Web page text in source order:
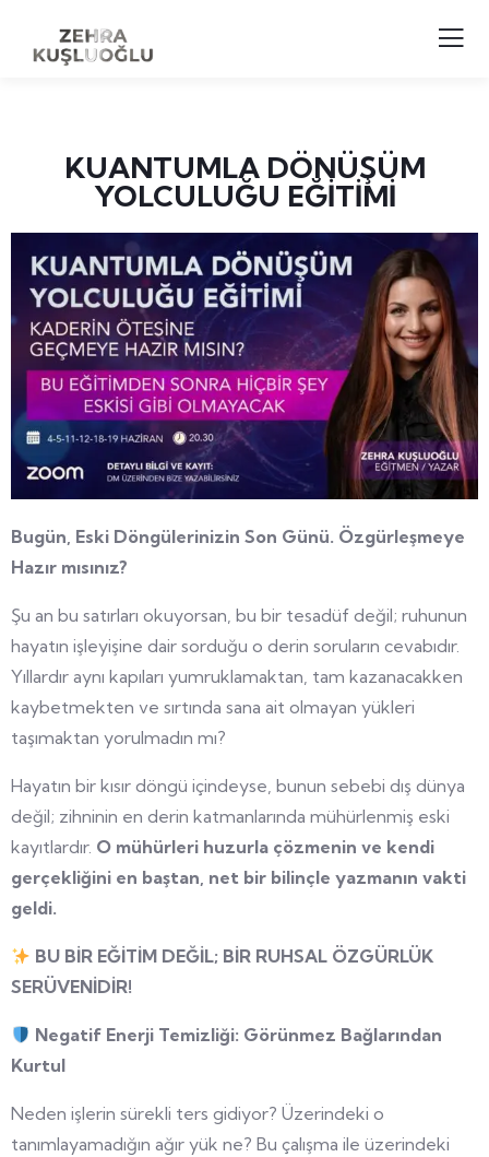
KUANTUMLA DÖNÜŞÜM
YOLCULUĞU EĞİTİMİ
Bugün, Eski Döngülerinizin Son Günü. Özgürleşmeye
Hazır mısınız?
Şu an bu satırları okuyorsan, bu bir tesadüf değil; ruhunun
hayatın işleyişine dair sorduğu o derin soruların cevabıdır.
Yıllardır aynı kapıları yumruklamaktan, tam kazanacakken
kaybetmekten ve sırtında sana ait olmayan yükleri
taşımaktan yorulmadın mı?
Hayatın bir kısır döngü içindeyse, bunun sebebi dış dünya
değil; zihninin en derin katmanlarında mühürlenmiş eski
kayıtlardır. O mühürleri huzurla çözmenin ve kendi
gerçekliğini en baştan, net bir bilinçle yazmanın vakti
geldi.
BU BİR EĞİTİM DEĞİL; BİR RUHSAL ÖZGÜRLÜK
SERÜVENİDİR!
Negatif Enerji Temizliği: Görünmez Bağlarından
Kurtul
Neden işlerin sürekli ters gidiyor? Üzerindeki o
tanımlayamadığın ağır yük ne? Bu çalışma ile üzerindeki